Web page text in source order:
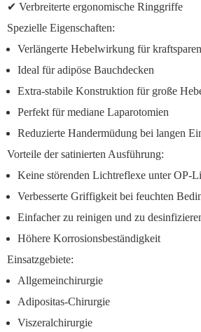
✔ Verbreiterte ergonomische Ringgriffe
Spezielle Eigenschaften:
Verlängerte Hebelwirkung für
Ideal für adipöse Bauchdecken
Extra-stabile Konstruktion für große
Perfekt für mediane Laparotomien
Reduzierte Handermüdung bei langen
Vorteile der satinierten Ausführung:
Keine störenden Lichtreflexe unter OP-
Verbesserte Griffigkeit bei feuchten
Einfacher zu reinigen und zu
Höhere Korrosionsbeständigkeit
Einsatzgebiete:
Allgemeinchirurgie
Adipositas-Chirurgie
Viszeralchirurgie